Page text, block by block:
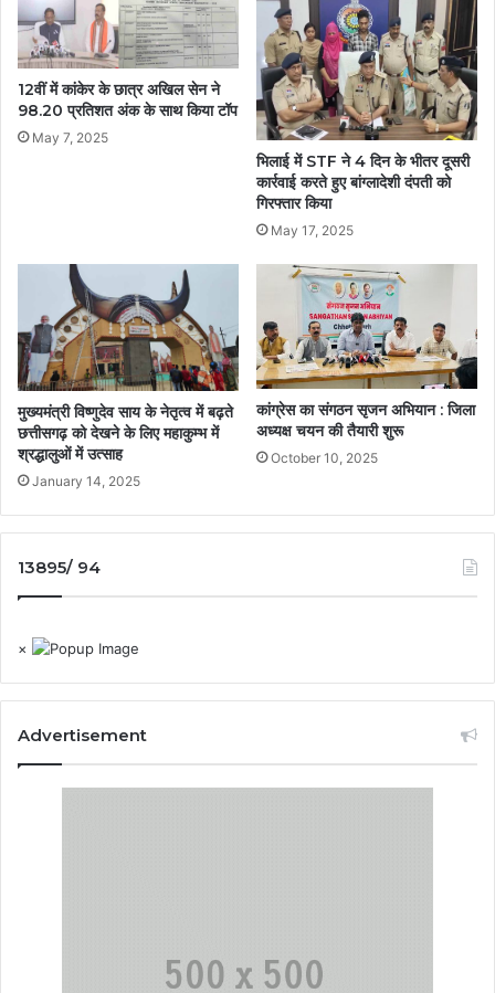
12वीं में कांकेर के छात्र अखिल सेन ने
98.20 प्रतिशत अंक के साथ किया टॉप
May 7, 2025
भिलाई में STF ने 4 दिन के भीतर दूसरी
कार्रवाई करते हुए बांग्लादेशी दंपती को
गिरफ्तार किया
May 17, 2025
मुख्यमंत्री विष्णुदेव साय के नेतृत्व में बढ़ते
छत्तीसगढ़ को देखने के लिए महाकुम्भ में
श्रद्धालुओं में उत्साह
January 14, 2025
कांग्रेस का संगठन सृजन अभियान : जिला
अध्यक्ष चयन की तैयारी शुरू
October 10, 2025
13895/ 94
×
Advertisement